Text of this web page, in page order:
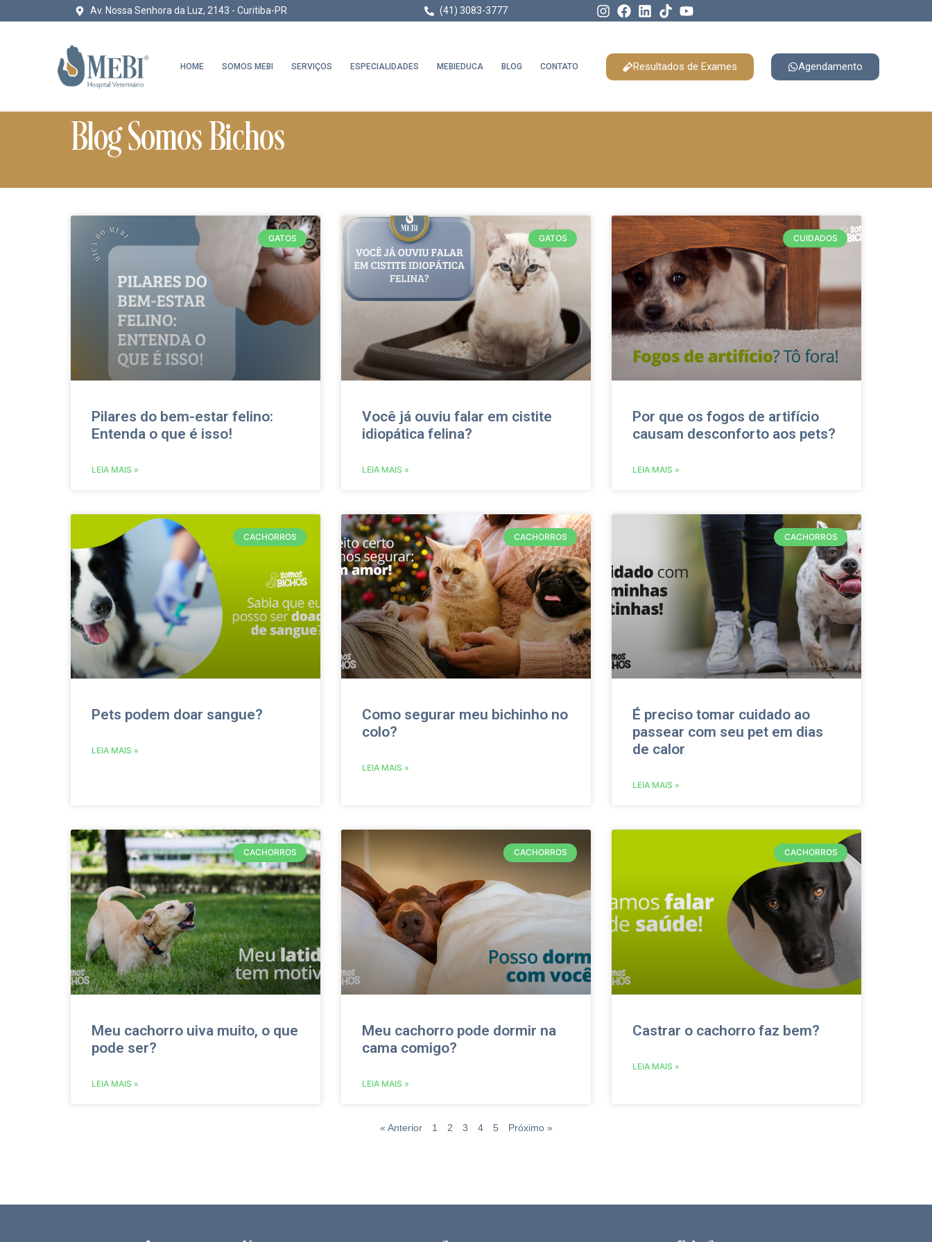
Av. Nossa Senhora da Luz, 2143 - Curitiba-PR (41) 3083-3777
HOME SOMOS MEBI SERVIÇOS ESPECIALIDADES MEBIEDUCA BLOG CONTATO Resultados de Exames Agendamento
Blog Somos Bichos
GATOS
Pilares do bem-estar felino:
Entenda o que é isso!
LEIA MAIS »
GATOS
Você já ouviu falar em cistite
idiopática felina?
LEIA MAIS »
CUIDADOS
Por que os fogos de artifício
causam desconforto aos pets?
LEIA MAIS »
CACHORROS
Pets podem doar sangue?
LEIA MAIS »
CACHORROS
Como segurar meu bichinho no
colo?
LEIA MAIS »
CACHORROS
É preciso tomar cuidado ao
passear com seu pet em dias
de calor
LEIA MAIS »
CACHORROS
Meu cachorro uiva muito, o que
pode ser?
LEIA MAIS »
CACHORROS
Meu cachorro pode dormir na
cama comigo?
LEIA MAIS »
CACHORROS
Castrar o cachorro faz bem?
LEIA MAIS »
« Anterior 1 2 3 4 5 Próximo »